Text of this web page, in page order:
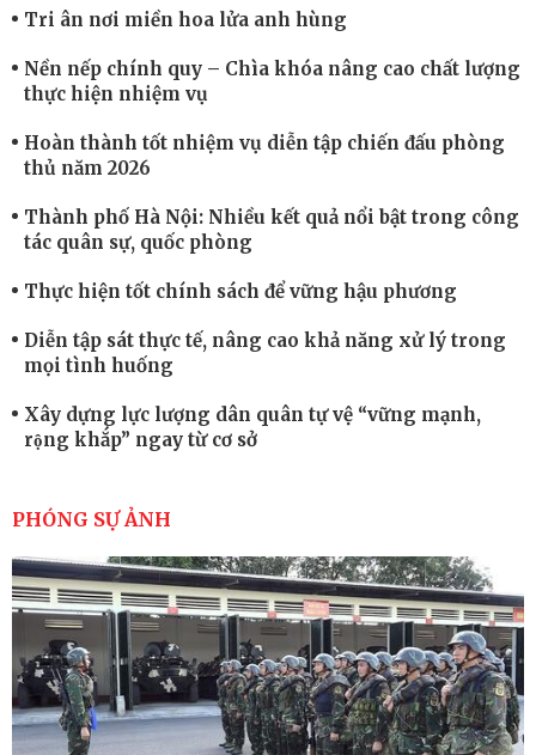
Tri ân nơi miền hoa lửa anh hùng
Nền nếp chính quy – Chìa khóa nâng cao chất lượng
thực hiện nhiệm vụ
Hoàn thành tốt nhiệm vụ diễn tập chiến đấu phòng
thủ năm 2026
Thành phố Hà Nội: Nhiều kết quả nổi bật trong công
tác quân sự, quốc phòng
Thực hiện tốt chính sách để vững hậu phương
Diễn tập sát thực tế, nâng cao khả năng xử lý trong
mọi tình huống
Xây dựng lực lượng dân quân tự vệ “vững mạnh,
rộng khắp” ngay từ cơ sở
cao sức mạnh chiến đấu
Tiểu đoàn Thiết giáp hoàn thành tốt diễn tập chiến
thuật có bắn đạn thật
Nơi sinh viên rèn ý trí, luyện kỹ năng
PHÓNG SỰ ẢNH